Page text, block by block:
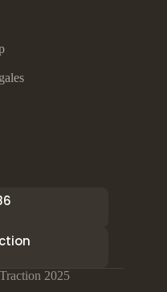
2025